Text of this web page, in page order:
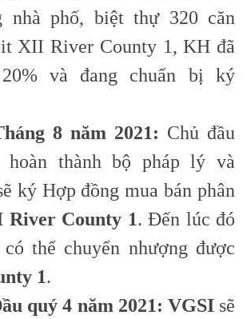
nhà phố, biệt thự 320 căn
XII River County 1, KH đã
và đang chuẩn bị ký
8 năm 2021: Chủ đầu
thành bộ pháp lý và
ký Hợp đồng mua bán phân
County 1. Đến lúc đó
thể chuyển nhượng được
1.
quý 4 năm 2021: VGSIsẽ